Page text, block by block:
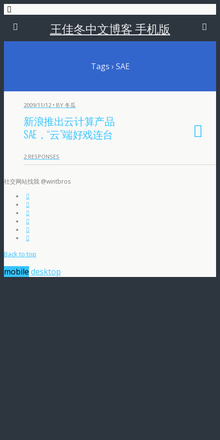
王佳冬中文博客 手机版
Tags › SAE
2009/11/12 • BY 冬瓜
新浪推出云计算产品
SAE，“云”端好戏连台
2 RESPONSES
社交网站找我 @wintbros
Back to top
mobile desktop